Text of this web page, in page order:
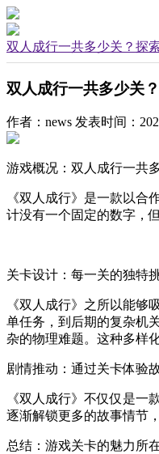
双人成行一共多少关？探
双人成行一共多少关
作者：news 发表时间：
游戏概况：双人成行一共
《双人成行》是一款以
计没有一个固定的数字，
关卡设计：每一关的独特
《双人成行》之所以能
单任务，到后期的复杂机
杂的物理难题。这种多样
剧情推动：通过关卡体验
《双人成行》不仅仅是
逐渐解锁更多的故事情节
总结：游戏关卡的魅力所